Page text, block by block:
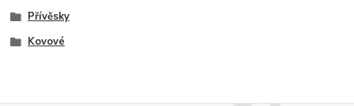
Přívěsky
Kovové